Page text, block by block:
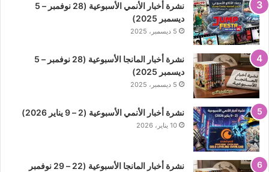
نشرة أخبار الأنمي الأسبوعية (28 نوفمبر – 5
ديسمبر 2025)
5 ديسمبر، 2025
نشرة أخبار المانجا الأسبوعية (28 نوفمبر – 5
ديسمبر 2025)
5 ديسمبر، 2025
نشرة أخبار الأنمي الأسبوعية (2 – 9 يناير 2026)
10 يناير، 2026
نشرة أخبار المانجا الأسبوعية (22 – 29 نوفمبر